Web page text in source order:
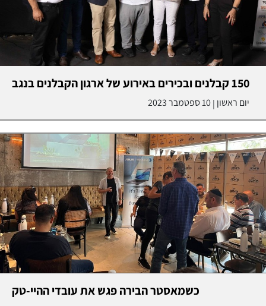
150 קבלנים ובכירים באירוע של ארגון הקבלנים בנגב
יום ראשון |10 ספטמבר 2023
כשמאסטר הבירה פגש את עובדי ההיי-טק